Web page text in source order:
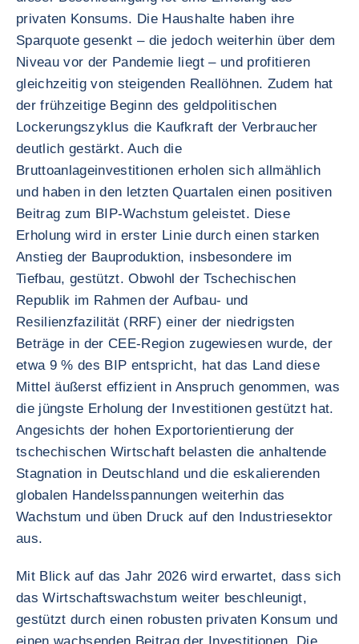
privaten Konsums. Die Haushalte haben ihre
Sparquote gesenkt – die jedoch weiterhin über dem
Niveau vor der Pandemie liegt – und profitieren
gleichzeitig von steigenden Reallöhnen. Zudem hat
der frühzeitige Beginn des geldpolitischen
Lockerungszyklus die Kaufkraft der Verbraucher
deutlich gestärkt. Auch die
Bruttoanlageinvestitionen erholen sich allmählich
und haben in den letzten Quartalen einen positiven
Beitrag zum BIP-Wachstum geleistet. Diese
Erholung wird in erster Linie durch einen starken
Anstieg der Bauproduktion, insbesondere im
Tiefbau, gestützt. Obwohl der Tschechischen
Republik im Rahmen der Aufbau- und
Resilienzfazilität (RRF) einer der niedrigsten
Beträge in der CEE-Region zugewiesen wurde, der
etwa 9 % des BIP entspricht, hat das Land diese
Mittel äußerst effizient in Anspruch genommen, was
die jüngste Erholung der Investitionen gestützt hat.
Angesichts der hohen Exportorientierung der
tschechischen Wirtschaft belasten die anhaltende
Stagnation in Deutschland und die eskalierenden
globalen Handelsspannungen weiterhin das
Wachstum und üben Druck auf den Industriesektor
aus.
Mit Blick auf das Jahr 2026 wird erwartet, dass sich
das Wirtschaftswachstum weiter beschleunigt,
gestützt durch einen robusten privaten Konsum und